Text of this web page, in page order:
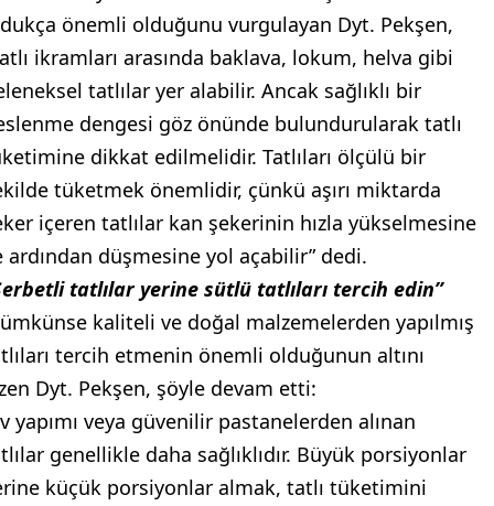
önemli olduğunu vurgulayan Dyt. Pekşen,
ikramları arasında baklava, lokum, helva gibi
tatlılar yer alabilir. Ancak sağlıklı bir
dengesi göz önünde bulundurularak tatlı
dikkat edilmelidir. Tatlıları ölçülü bir
tüketmek önemlidir, çünkü aşırı miktarda
içeren tatlılar kan şekerinin hızla yükselmesine
ardından düşmesine yol açabilir” dedi.
tatlılar yerine sütlü tatlıları tercih edin”
kaliteli ve doğal malzemelerden yapılmış
tercih etmenin önemli olduğunun altını
Dyt. Pekşen, şöyle devam etti:
yapımı veya güvenilir pastanelerden alınan
genellikle daha sağlıklıdır. Büyük porsiyonlar
küçük porsiyonlar almak, tatlı tüketimini